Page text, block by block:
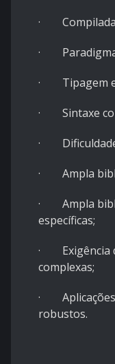
· Compilada
· Paradigma
· Tipagem
· Sintaxe
· Dificuldade
· Ampla
· Ampla
específicas;
· Exigência
complexas;
· Aplicações
robustos.